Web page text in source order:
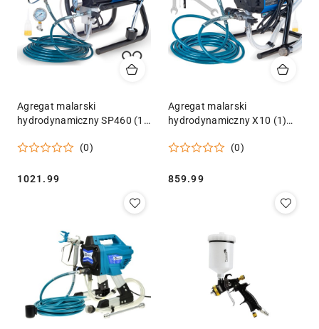
Agregat malarski
hydrodynamiczny SP460 (1)
(0)
Cena:
1021.99
Agregat malarski
hydrodynamiczny X10 (1)
(0)
Cena:
859.99